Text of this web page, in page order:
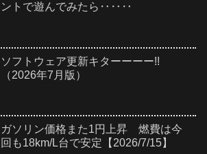
ントで遊んでみたら‥‥‥
ソフトウェア更新キターーーー!!
（2026年7月版）
ガソリン価格また1円上昇 燃費は今
回も18km/L台で安定【2026/7/15】